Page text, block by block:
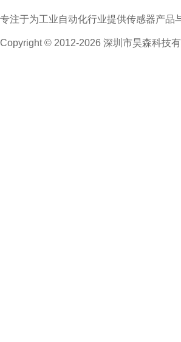
专注于为工业自动化行业提供传感器产品
Copyright © 2012-2026 深圳市昊森科技